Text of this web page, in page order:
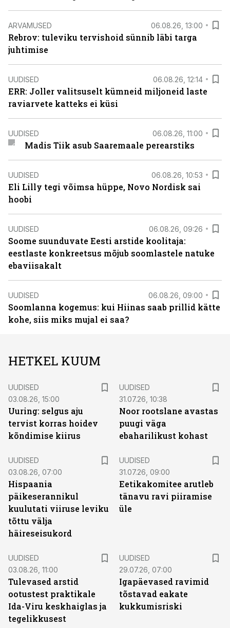
ARVAMUSED 06.08.26, 13:00
Rebrov: tuleviku tervishoid sünnib läbi targa
juhtimise
UUDISED 06.08.26, 12:14
ERR: Joller valitsuselt kümneid miljoneid laste
raviarvete katteks ei küsi
UUDISED 06.08.26, 11:00
Madis Tiik asub Saaremaale perearstiks
UUDISED 06.08.26, 10:53
Eli Lilly tegi võimsa hüppe, Novo Nordisk sai
hoobi
UUDISED 06.08.26, 09:26
Soome suunduvate Eesti arstide koolitaja:
eestlaste konkreetsus mõjub soomlastele natuke
ebaviisakalt
UUDISED 06.08.26, 09:00
Soomlanna kogemus: kui Hiinas saab prillid kätte
kohe, siis miks mujal ei saa?
HETKEL KUUM
UUDISED
03.08.26, 15:00
Uuring: selgus aju
tervist korras hoidev
kõndimise kiirus
UUDISED
31.07.26, 10:38
Noor rootslane avastas
puugi väga
ebaharilikust kohast
UUDISED
03.08.26, 07:00
Hispaania
päikeserannikul
kuulutati viiruse leviku
tõttu välja
häireseisukord
UUDISED
31.07.26, 09:00
Eetikakomitee arutleb
tänavu ravi piiramise
üle
UUDISED
03.08.26, 11:00
Tulevased arstid
ootustest praktikale
Ida-Viru keskhaiglas ja
tegelikkusest
UUDISED
29.07.26, 07:00
Igapäevased ravimid
tõstavad eakate
kukkumisriski